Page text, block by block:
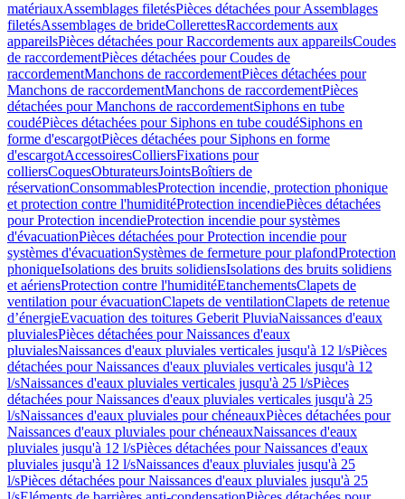
matériauxAssemblages filetésPièces détachées pour Assemblages
filetésAssemblages de brideCollerettesRaccordements aux
appareilsPièces détachées pour Raccordements aux appareilsCoudes
de raccordementPièces détachées pour Coudes de
raccordementManchons de raccordementPièces détachées pour
Manchons de raccordementManchons de raccordementPièces
détachées pour Manchons de raccordementSiphons en tube
coudéPièces détachées pour Siphons en tube coudéSiphons en
forme d'escargotPièces détachées pour Siphons en forme
d'escargotAccessoiresColliersFixations pour
colliersCoquesObturateursJointsBoîtiers de
réservationConsommablesProtection incendie, protection phonique
et protection contre l'humiditéProtection incendiePièces détachées
pour Protection incendieProtection incendie pour systèmes
d'évacuationPièces détachées pour Protection incendie pour
systèmes d'évacuationSystèmes de fermeture pour plafondProtection
phoniqueIsolations des bruits solidiensIsolations des bruits solidiens
et aériensProtection contre l'humiditéEtanchementsClapets de
ventilation pour évacuationClapets de ventilationClapets de retenue
d’énergieEvacuation des toitures Geberit PluviaNaissances d'eaux
pluvialesPièces détachées pour Naissances d'eaux
pluvialesNaissances d'eaux pluviales verticales jusqu'à 12 l/sPièces
détachées pour Naissances d'eaux pluviales verticales jusqu'à 12
l/sNaissances d'eaux pluviales verticales jusqu'à 25 l/sPièces
détachées pour Naissances d'eaux pluviales verticales jusqu'à 25
l/sNaissances d'eaux pluviales pour chéneauxPièces détachées pour
Naissances d'eaux pluviales pour chéneauxNaissances d'eaux
pluviales jusqu'à 12 l/sPièces détachées pour Naissances d'eaux
pluviales jusqu'à 12 l/sNaissances d'eaux pluviales jusqu'à 25
l/sPièces détachées pour Naissances d'eaux pluviales jusqu'à 25